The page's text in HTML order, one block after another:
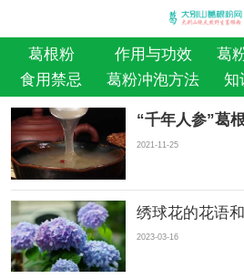
葛根粉 作用与功效 葛
食用禁忌
葛粉冲泡方法 知
“千年人参”葛
2021-11-25
绣球花的花语
2023-03-16